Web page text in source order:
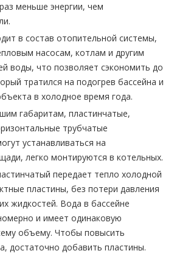
меньше энергии, чем
в состав отопительной системы,
насосам, котлам и другим
воды, что позволяет сэкономить до
тратился на подогрев бассейна и
в холодное время года.
габаритам, пластинчатые,
трубчатые
устанавливаться на
легко монтируются в котельных.
передает тепло холодной
пластины, без потери давления
жидкостей. Вода в бассейне
и имеет одинаковую
объему. Чтобы повысить
достаточно добавить пластины.